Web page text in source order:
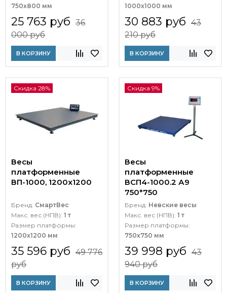
750х800 мм
25 763 руб 36
000 руб
В КОРЗИНУ
1000х1000 мм
30 883 руб 43
210 руб
В КОРЗИНУ
Скидка 28%
Весы
платформенные
ВП-1000, 1200x1200
Бренд: СмартВес
Макс. вес (НПВ): 1 т
Размер платформы:
1200х1200 мм
35 596 руб 49 776
руб
В КОРЗИНУ
Скидка 9%
Весы
платформенные
ВСП4-1000.2 А9
750*750
Бренд: Невские весы
Макс. вес (НПВ): 1 т
Размер платформы:
750х750 мм
39 998 руб 43
940 руб
В КОРЗИНУ